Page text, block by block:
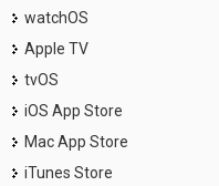
watchOS
Apple TV
tvOS
iOS App Store
Mac App Store
iTunes Store